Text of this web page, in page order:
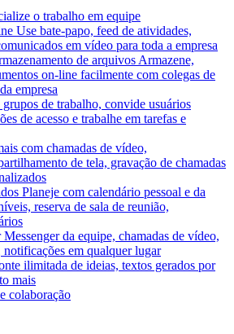
o trabalho em equipe
Use bate-papo, feed de atividades,
em vídeo para toda a empresa
de arquivos Armazene,
on-line facilmente com colegas de
empresa
de trabalho, convide usuários
de acesso e trabalhe em tarefas e
com chamadas de vídeo,
de tela, gravação de chamadas
Planeje com calendário pessoal e da
reserva de sala de reunião,
Messenger da equipe, chamadas de vídeo,
em qualquer lugar
ilimitada de ideias, textos gerados por
mais
colaboração